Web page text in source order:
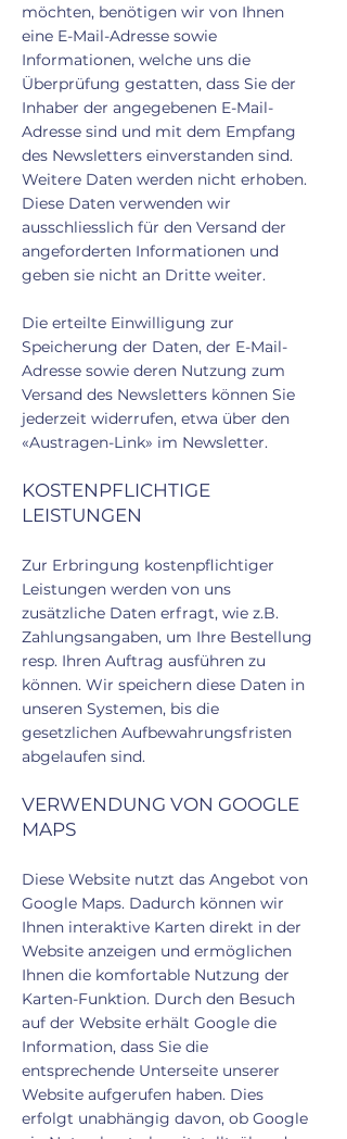
möchten, benötigen wir von Ihnen
eine E-Mail-Adresse sowie
Informationen, welche uns die
Überprüfung gestatten, dass Sie der
Inhaber der angegebenen E-Mail-
Adresse sind und mit dem Empfang
des Newsletters einverstanden sind.
Weitere Daten werden nicht erhoben.
Diese Daten verwenden wir
ausschliesslich für den Versand der
angeforderten Informationen und
geben sie nicht an Dritte weiter.
Die erteilte Einwilligung zur
Speicherung der Daten, der E-Mail-
Adresse sowie deren Nutzung zum
Versand des Newsletters können Sie
jederzeit widerrufen, etwa über den
«Austragen-Link» im Newsletter.
KOSTENPFLICHTIGE
LEISTUNGEN
Zur Erbringung kostenpflichtiger
Leistungen werden von uns
zusätzliche Daten erfragt, wie z.B.
Zahlungsangaben, um Ihre Bestellung
resp. Ihren Auftrag ausführen zu
können. Wir speichern diese Daten in
unseren Systemen, bis die
gesetzlichen Aufbewahrungsfristen
abgelaufen sind.
VERWENDUNG VON GOOGLE
MAPS
Diese Website nutzt das Angebot von
Google Maps. Dadurch können wir
Ihnen interaktive Karten direkt in der
Website anzeigen und ermöglichen
Ihnen die komfortable Nutzung der
Karten-Funktion. Durch den Besuch
auf der Website erhält Google die
Information, dass Sie die
entsprechende Unterseite unserer
Website aufgerufen haben. Dies
erfolgt unabhängig davon, ob Google